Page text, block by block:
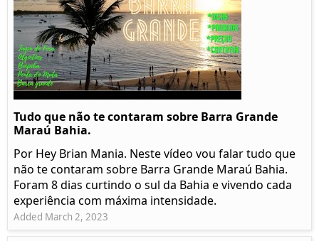
Tudo que não te contaram sobre Barra Grande
Maraú Bahia.
Por Hey Brian Mania. Neste vídeo vou falar tudo que
não te contaram sobre Barra Grande Maraú Bahia.
Foram 8 dias curtindo o sul da Bahia e vivendo cada
experiência com máxima intensidade.
Added March 2, 2023